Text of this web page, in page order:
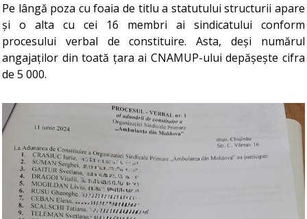
Pe lângă poza cu foaia de titlu a statutului structurii apare
și o alta cu cei 16 membri ai sindicatului conform
procesului verbal de constituire. Asta, deși numărul
angajaților din toată țara ai CNAMUP-ului depășește cifra
de 5 000.